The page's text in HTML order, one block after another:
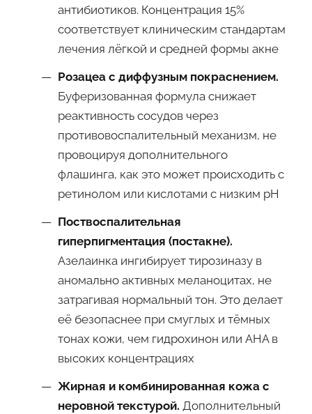
антибиотиков. Концентрация 15%
соответствует клиническим стандартам
лечения лёгкой и средней формы акне
Розацеа с диффузным покраснением.
Буферизованная формула снижает
реактивность сосудов через
противовоспалительный механизм, не
провоцируя дополнительного
флашинга, как это может происходить с
ретинолом или кислотами с низким pH
Поствоспалительная
гиперпигментация (постакне).
Азелаинка ингибирует тирозиназу в
аномально активных меланоцитах, не
затрагивая нормальный тон. Это делает
её безопаснее при смуглых и тёмных
тонах кожи, чем гидрохинон или AHA в
высоких концентрациях
Жирная и комбинированная кожа с
неровной текстурой. Дополнительный